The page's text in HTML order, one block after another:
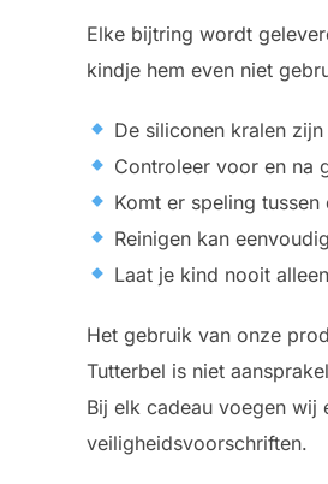
Elke bijtring wordt
kindje hem even niet
De siliconen kralen
Controleer voor en na
Komt er speling
Reinigen kan
Laat je kind nooit
Het gebruik van onze
Tutterbel is niet
Bij elk cadeau voegen
veiligheidsvoorschriften.